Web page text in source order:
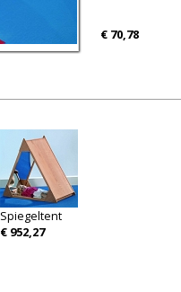
€ 70,78
Spiegeltent
€ 952,27